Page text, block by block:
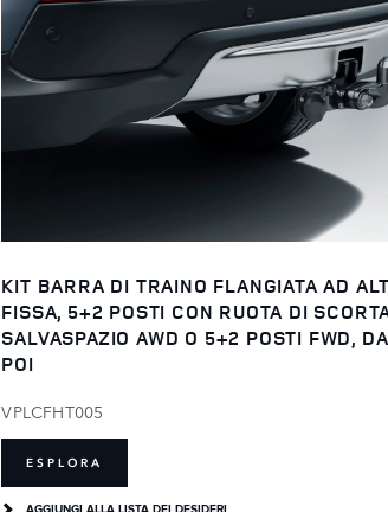
KIT BARRA DI TRAINO FLANGIATA AD
FISSA, 5+2 POSTI CON RUOTA DI
SALVASPAZIO AWD O 5+2 POSTI FWD,
POI
VPLCFHT005
ESPLORA